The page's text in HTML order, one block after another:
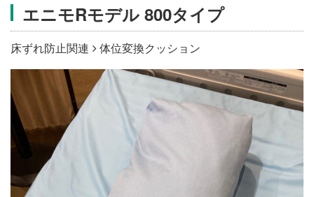
アクセス
エニモRモデル 800タイプ
床ずれ防止関連 体位変換クッション